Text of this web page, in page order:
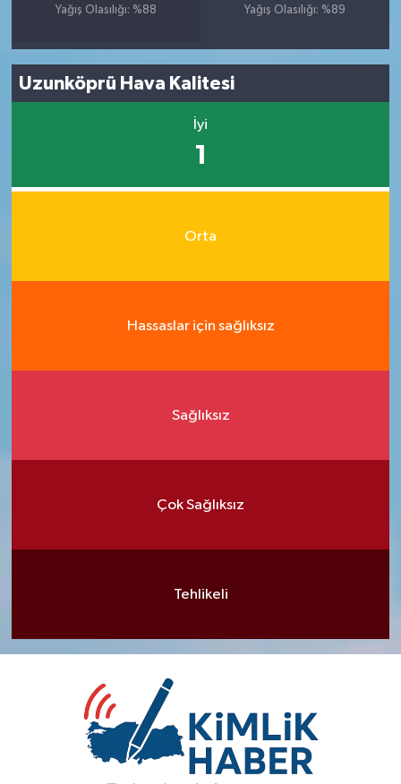
Yağış Olasılığı: %88
Yağış Olasılığı: %89
Uzunköprü Hava Kalitesi
İyi
1
Orta
Hassaslar için sağlıksız
Sağlıksız
Çok Sağlıksız
Tehlikeli